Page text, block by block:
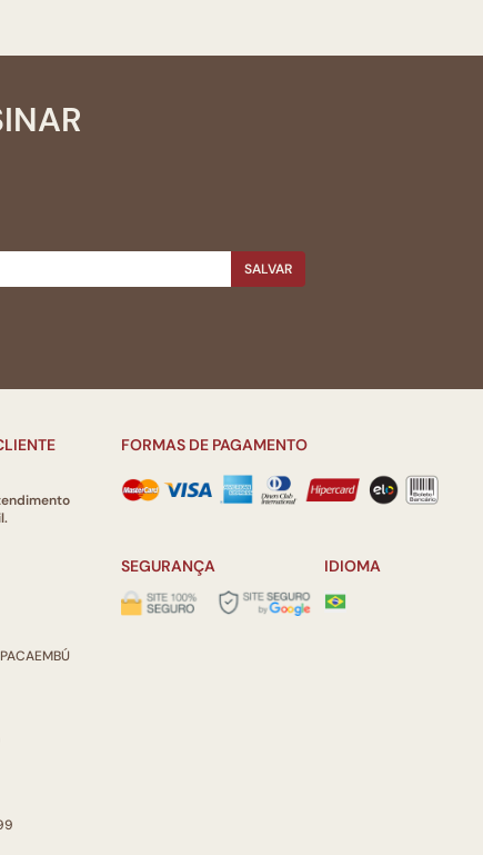
SALVAR
FORMAS DE PAGAMENTO
SEGURANÇA IDIOMA